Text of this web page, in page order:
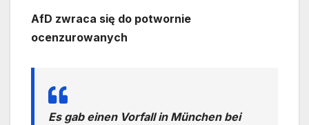
AfD zwraca się do potwornie
ocenzurowanych
Es gab einen Vorfall in München bei